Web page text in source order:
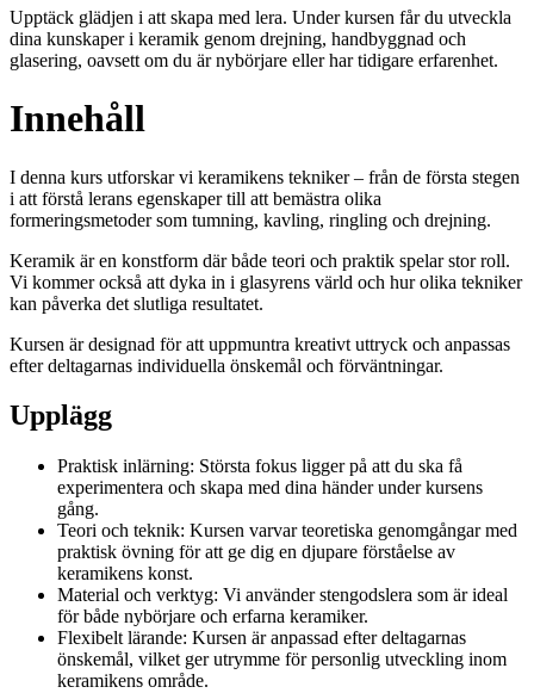
Upptäck glädjen i att skapa med lera. Under kursen får du utveckla
dina kunskaper i keramik genom drejning, handbyggnad och
glasering, oavsett om du är nybörjare eller har tidigare erfarenhet.
Innehåll
I denna kurs utforskar vi keramikens tekniker – från de första stegen
i att förstå lerans egenskaper till att bemästra olika
formeringsmetoder som tumning, kavling, ringling och drejning.
Keramik är en konstform där både teori och praktik spelar stor roll.
Vi kommer också att dyka in i glasyrens värld och hur olika tekniker
kan påverka det slutliga resultatet.
Kursen är designad för att uppmuntra kreativt uttryck och anpassas
efter deltagarnas individuella önskemål och förväntningar.
Upplägg
Praktisk inlärning: Största fokus ligger på att du ska få
experimentera och skapa med dina händer under kursens
gång.
Teori och teknik: Kursen varvar teoretiska genomgångar med
praktisk övning för att ge dig en djupare förståelse av
keramikens konst.
Material och verktyg: Vi använder stengodslera som är ideal
för både nybörjare och erfarna keramiker.
Flexibelt lärande: Kursen är anpassad efter deltagarnas
önskemål, vilket ger utrymme för personlig utveckling inom
keramikens område.